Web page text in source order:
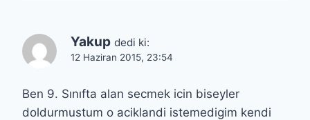
Yakup dedi ki:
12 Haziran 2015, 23:54
Ben 9. Sınıfta alan secmek icin biseyler
doldurmustum o aciklandi istemedigim kendi